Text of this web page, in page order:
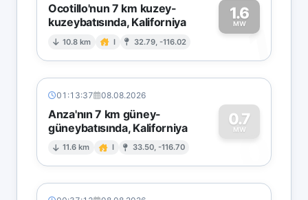
Ocotillo'nun 7 km kuzey-
kuzeybatısında, Kaliforniya
10.8 km I 32.79, -116.02
1.6
MW1
01:13:37 08.08.2026
Anza'nın 7 km güney-
güneybatısında, Kaliforniya
11.6 km I 33.50, -116.70
0.7
MW
0